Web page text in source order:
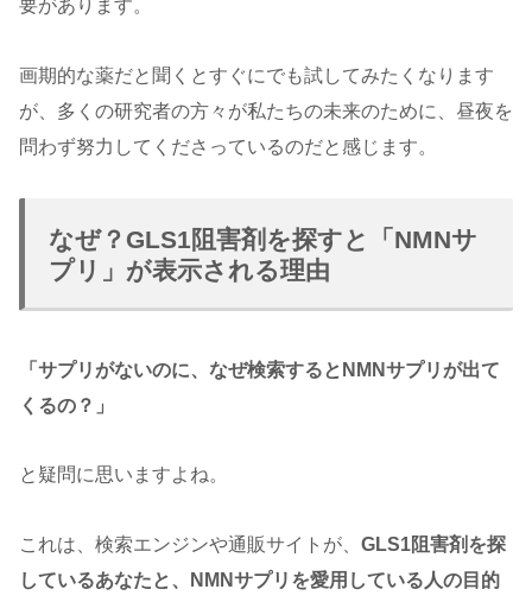
要があります。
画期的な薬だと聞くとすぐにでも試してみたくなります
が、多くの研究者の方々が私たちの未来のために、昼夜を
問わず努力してくださっているのだと感じます。
なぜ？GLS1阻害剤を探すと「NMNサ
プリ」が表示される理由
「サプリがないのに、なぜ検索するとNMNサプリが出て
くるの？」
と疑問に思いますよね。
これは、検索エンジンや通販サイトが、 GLS1阻害剤を探
しているあなたと、NMNサプリを愛用している人の目的